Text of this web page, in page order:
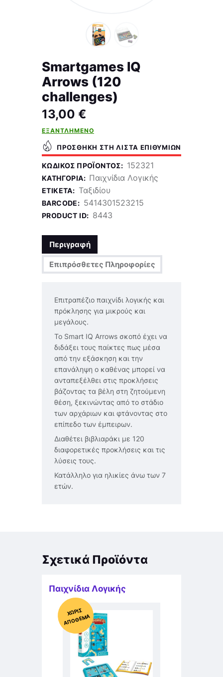
Smartgames IQ
Arrows (120
challenges)
13,00 €
ΕΞΑΝΤΛΗΜΈΝΟ
ΠΡΟΣΘΉΚΗ ΣΤΗ ΛΊΣΤΑ ΕΠΙΘΥΜΙΏΝ
ΚΩΔΙΚΌΣ ΠΡΟΪΌΝΤΟΣ: 152321
ΚΑΤΗΓΟΡΊΑ: Παιχνίδια Λογικής
ΕΤΙΚΈΤΑ: Ταξιδίου
BARCODE: 5414301523215
PRODUCT ID: 8443
Περιγραφή
Επιπρόσθετες Πληροφορίες
Επιτραπέζιο παιχνίδι λογικής και
πρόκλησης για μικρούς και
μεγάλους.
Το Smart IQ Arrows σκοπό έχει να
διδάξει τους παίκτες πως μέσα
από την εξάσκηση και την
επανάληψη ο καθένας μπορεί να
ανταπεξέλθει στις προκλήσεις
βάζοντας τα βέλη στη ζητούμενη
θέση, ξεκινώντας από το στάδιο
των αρχάριων και φτάνοντας στο
επίπεδο των έμπειρων.
Διαθέτει βιβλιαράκι με 120
διαφορετικές προκλήσεις και τις
λύσεις τους.
Κατάλληλο για ηλικίες άνω των 7
ετών.
Σχετικά Προϊόντα
Παιχνίδια Λογικής
Χ
ΩΡΊΣ
Α
Π
Ό
ΘΕ
ΜΑ